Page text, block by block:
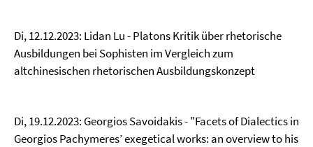
Di, 12.12.2023: Lidan Lu - Platons Kritik über rhetorische
Ausbildungen bei Sophisten im Vergleich zum
altchinesischen rhetorischen Ausbildungskonzept
Di, 19.12.2023: Georgios Savoidakis - "Facets of Dialectics in
Georgios Pachymeres’ exegetical works: an overview to his